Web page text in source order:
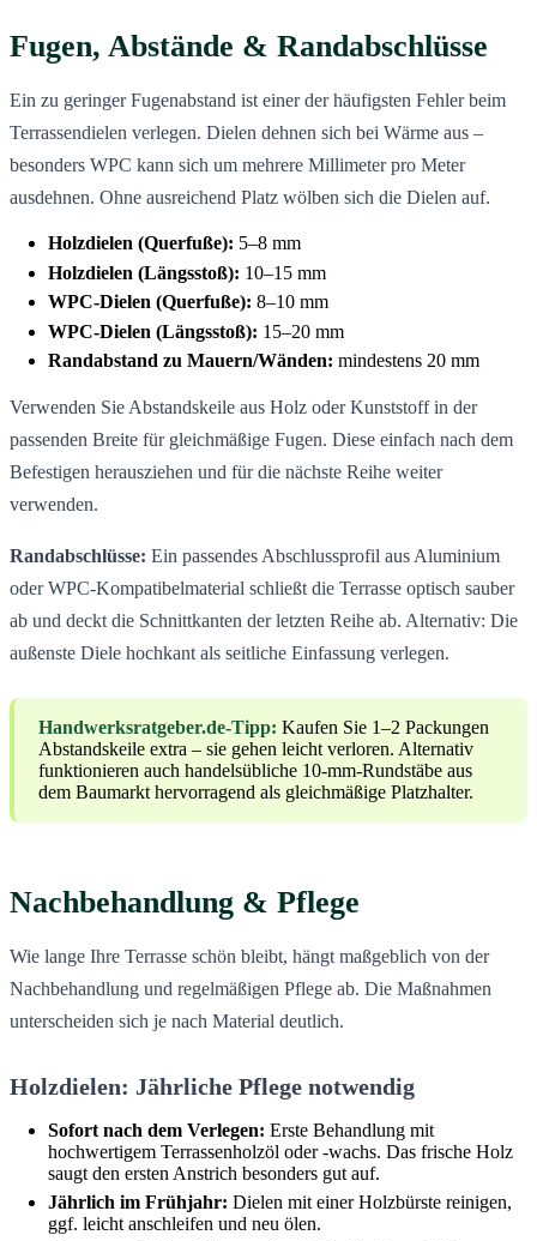
Fugen, Abstände & Randabschlüsse
Ein zu geringer Fugenabstand ist einer der häufigsten Fehler beim
Terrassendielen verlegen. Dielen dehnen sich bei Wärme aus –
besonders WPC kann sich um mehrere Millimeter pro Meter
ausdehnen. Ohne ausreichend Platz wölben sich die Dielen auf.
Holzdielen (Querfuße): 5–8 mm
Holzdielen (Längsstoß): 10–15 mm
WPC-Dielen (Querfuße): 8–10 mm
WPC-Dielen (Längsstoß): 15–20 mm
Randabstand zu Mauern/Wänden: mindestens 20 mm
Verwenden Sie Abstandskeile aus Holz oder Kunststoff in der
passenden Breite für gleichmäßige Fugen. Diese einfach nach dem
Befestigen herausziehen und für die nächste Reihe weiter
verwenden.
Randabschlüsse: Ein passendes Abschlussprofil aus Aluminium
oder WPC-Kompatibelmaterial schließt die Terrasse optisch sauber
ab und deckt die Schnittkanten der letzten Reihe ab. Alternativ: Die
außenste Diele hochkant als seitliche Einfassung verlegen.
Handwerksratgeber.de-Tipp: Kaufen Sie 1–2 Packungen
Abstandskeile extra – sie gehen leicht verloren. Alternativ
funktionieren auch handelsübliche 10-mm-Rundstäbe aus
dem Baumarkt hervorragend als gleichmäßige Platzhalter.
Nachbehandlung & Pflege
Wie lange Ihre Terrasse schön bleibt, hängt maßgeblich von der
Nachbehandlung und regelmäßigen Pflege ab. Die Maßnahmen
unterscheiden sich je nach Material deutlich.
Holzdielen: Jährliche Pflege notwendig
Sofort nach dem Verlegen: Erste Behandlung mit
hochwertigem Terrassenholzöl oder -wachs. Das frische Holz
saugt den ersten Anstrich besonders gut auf.
Jährlich im Frühjahr: Dielen mit einer Holzbürste reinigen,
ggf. leicht anschleifen und neu ölen.